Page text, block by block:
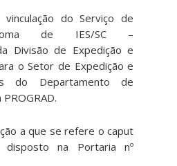
do Serviço de
de IES/SC –
Divisão de Expedição e
o Setor de Expedição e
do Departamento de
a que se refere o caput
na Portaria nº